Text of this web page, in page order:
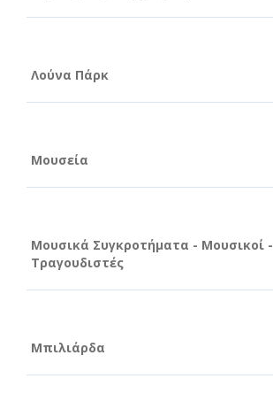
Λούνα Πάρκ
Μουσεία
Μουσικά Συγκροτήματα - Μουσικοί -
Τραγουδιστές
Μπιλιάρδα